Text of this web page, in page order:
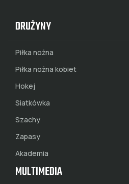
DRUŻYNY
Piłka nożna
Piłka nożna kobiet
Hokej
Siatkówka
Szachy
Zapasy
Akademia
MULTIMEDIA